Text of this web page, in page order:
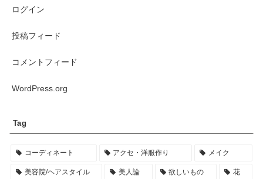
ログイン
投稿フィード
コメントフィード
WordPress.org
Tag
コーディネート アクセ・洋服作り メイク
美容院/ヘアスタイル 美人論 欲しいもの 花